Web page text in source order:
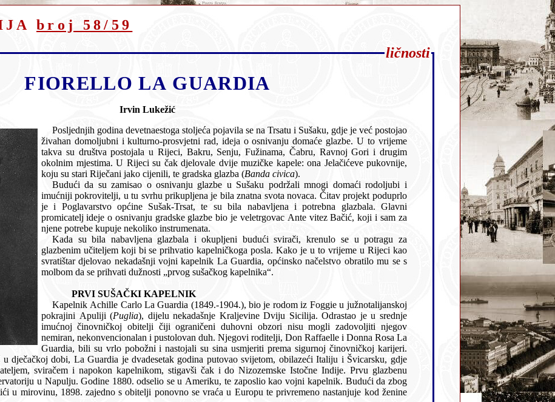
broj 58/59
ličnosti
FIORELLO LA GUARDIA
Irvin Lukežić
Posljednjih godina devetnaestoga stoljeća pojavila se na Trsatu i Sušaku, gdje je već postojao
živahan domoljubni i kulturno-prosvjetni rad, ideja o osnivanju domaće glazbe. U to vrijeme
takva su društva postojala u Rijeci, Bakru, Senju, Fužinama, Čabru, Ravnoj Gori i drugim
okolnim mjestima. U Rijeci su čak djelovale dvije muzičke kapele: ona Jelačićeve pukovnije,
koju su stari Riječani jako cijenili, te gradska glazba (Banda civica).
Budući da su zamisao o osnivanju glazbe u Sušaku podržali mnogi domaći rodoljubi i
imućniji pokrovitelji, u tu svrhu prikupljena je bila znatna svota novaca. Čitav projekt poduprlo
je i Poglavarstvo općine Sušak-Trsat, te su bila nabavljena i potrebna glazbala. Glavni
promicatelj ideje o osnivanju gradske glazbe bio je veletrgovac Ante vitez Bačić, koji i sam za
njene potrebe kupuje nekoliko instrumenata.
Kada su bila nabavljena glazbala i okupljeni budući svirači, krenulo se u potragu za
glazbenim učiteljem koji bi se prihvatio kapelničkoga posla. Kako je u to vrijeme u Rijeci kao
svratištar djelovao nekadašnji vojni kapelnik La Guardia, općinsko načelstvo obratilo mu se s
molbom da se prihvati dužnosti „prvog sušačkog kapelnika“.
PRVI SUŠAČKI KAPELNIK
Kapelnik Achille Carlo La Guardia (1849.-1904.), bio je rodom iz Foggie u južnotalijanskoj
pokrajini Apuliji (Puglia), dijelu nekadašnje Kraljevine Dviju Sicilija. Odrastao je u srednje
imućnoj činovničkoj obitelji čiji ograničeni duhovni obzori nisu mogli zadovoljiti njegov
nemiran, nekonvencionalan i pustolovan duh. Njegovi roditelji, Don Raffaelle i Donna Rosa La
Guardia, bili su vrlo pobožni i nastojali su sina usmjeriti prema sigurnoj činovničkoj karijeri.
gdje
i do Nizozemske Istočne Indije. Prvu glazbenu
1880. odselio se u Ameriku, te zaposlio kao vojni kapelnik. Budući da zbog